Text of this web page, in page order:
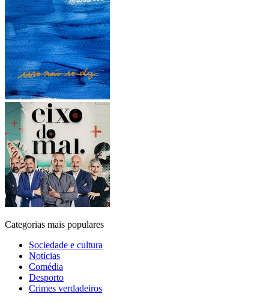
Categorias mais populares
Sociedade e cultura
Notícias
Comédia
Desporto
Crimes verdadeiros